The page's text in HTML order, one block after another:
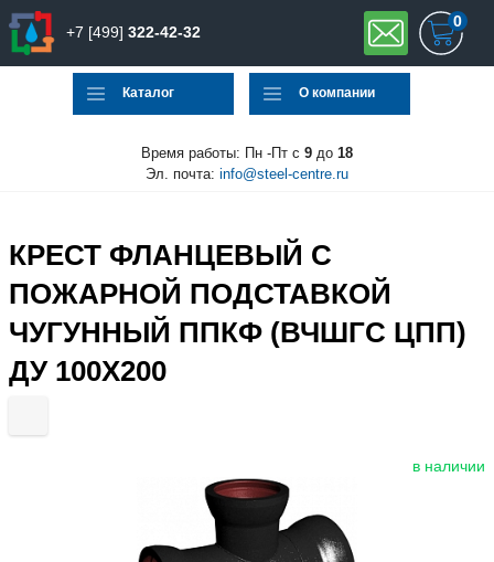
+7 [499] 322-42-32
0
Каталог О компании
Время работы: Пн -Пт с 9 до 18
Эл. почта: info@steel-centre.ru
КРЕСТ ФЛАНЦЕВЫЙ С
ПОЖАРНОЙ ПОДСТАВКОЙ
ЧУГУННЫЙ ППКФ (ВЧШГС ЦПП)
ДУ 100Х200
в наличии